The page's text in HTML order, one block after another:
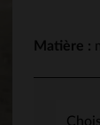
Matière :